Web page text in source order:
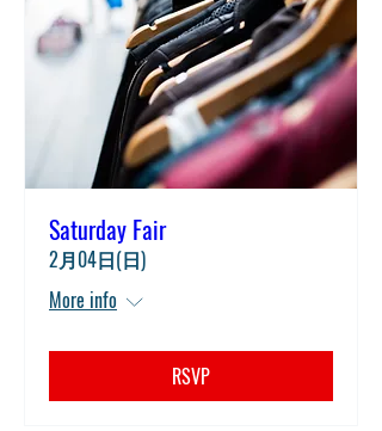
Saturday Fair
2月04日(日)
More info
RSVP